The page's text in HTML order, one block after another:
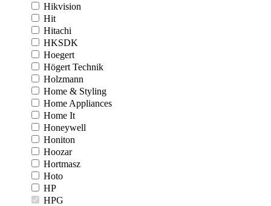
Hikvision
Hit
Hitachi
HKSDK
Hoegert
Högert Technik
Holzmann
Home & Styling
Home Appliances
Home It
Honeywell
Honiton
Hoozar
Hortmasz
Hoto
HP
HPG